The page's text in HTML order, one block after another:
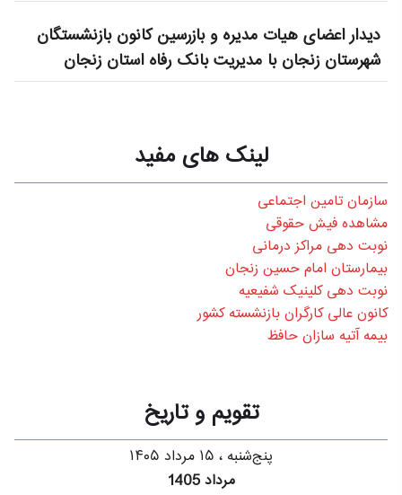
دیدار اعضای هیات مدیره و بازرسین کانون بازنشستگان
شهرستان زنجان با مدیریت بانک رفاه استان زنجان
لینک های مفید
سازمان تامین اجتماعی
مشاهده فیش حقوقی
نوبت دهی مراکز درمانی
بیمارستان امام حسین زنجان
نوبت دهی کلینیک شفیعیه
کانون عالی کارگران بازنشسته کشور
بیمه آتیه سازان حافظ
تقویم و تاریخ
پنج‌شنبه ، ۱۵ مرداد ۱۴۰۵
مرداد 1405